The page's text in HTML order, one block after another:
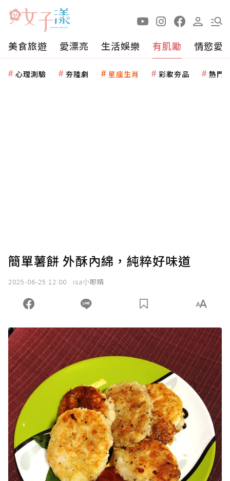
美食旅遊 愛漂亮 生活娛樂 有肌勵 情慾愛
心理測驗 夯陸劇 星座生肖 彩妝夯品 熱門
簡單薯餅 外酥內綿，純粹好味道
2025-06-25 12:00 isa小眼睛